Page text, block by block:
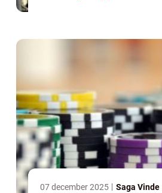
07 december 2025 Saga Vinde